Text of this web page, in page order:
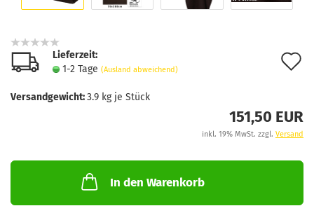
Lieferzeit:
1-2 Tage (Ausland abweichend)
Versandgewicht:3.9 kg je Stück
151,50 EUR
inkl. 19% MwSt. zzgl. Versand
In den Warenkorb